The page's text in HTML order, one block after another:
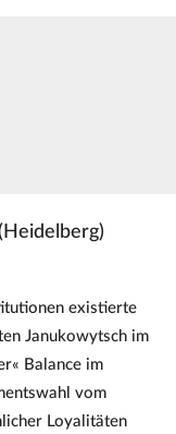
existierte
Janukowytsch im
Balance im
vom
Loyalitäten